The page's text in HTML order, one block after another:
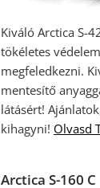
Kiváló Arctica S-
tökéletes
megfeledkezni.
mentesítő
látásért!
kihagyni! Olvasd
Arctica S-160 C